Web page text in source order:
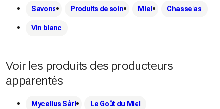
Savons Produits de soin Miel Chasselas
Vin blanc
Voir les produits des producteurs
apparentés
Mycelius Sàrl Le Goût du Miel